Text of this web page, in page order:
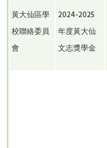
黃大仙區學
校聯絡委員
會
2024-2025
年度黃大仙
文志獎學金